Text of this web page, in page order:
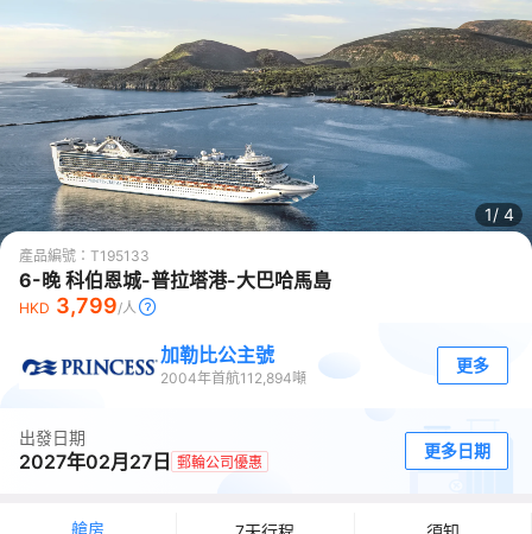
1/ 4
產品編號： T195133
6-晚 科伯恩城-普拉塔港-大巴哈馬島
HKD 3,799/人
加勒比公主號
2004年首航112,894噸
更多
出發日期
2027年02月27日 郵輪公司優惠
更多日期
艙房